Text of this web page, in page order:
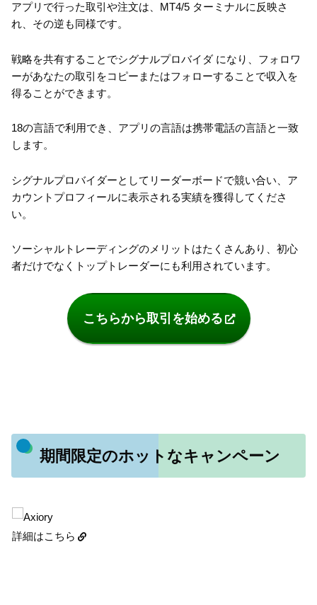
アプリで行った取引や注文は、MT4/5 ターミナルに反映さ
れ、その逆も同様です。
戦略を共有することでシグナルプロバイダ になり、フォロワ
ーがあなたの取引をコピーまたはフォローすることで収入を
得ることができます。
18の言語で利用でき、アプリの言語は携帯電話の言語と一致
します。
シグナルプロバイダーとしてリーダーボードで競い合い、ア
カウントプロフィールに表示される実績を獲得してくださ
い。
ソーシャルトレーディングのメリットはたくさんあり、初心
者だけでなくトップトレーダーにも利用されています。
こちらから取引を始める
期間限定のホットなキャンペーン
詳細はこちら